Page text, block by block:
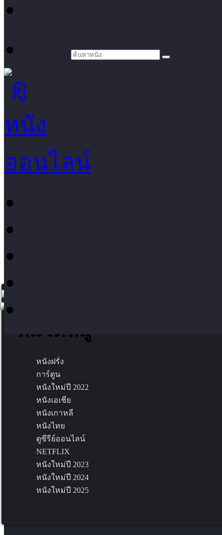
หมวดหมู่
หนังฝรั่ง
การ์ตูน
หนังใหม่ปี 2022
หนังเอเชีย
หนังเกาหลี
หนังไทย
ดูซีรีย์ออนไลน์
NETFLIX
หนังใหม่ปี 2023
หนังใหม่ปี 2024
หนังใหม่ปี 2025